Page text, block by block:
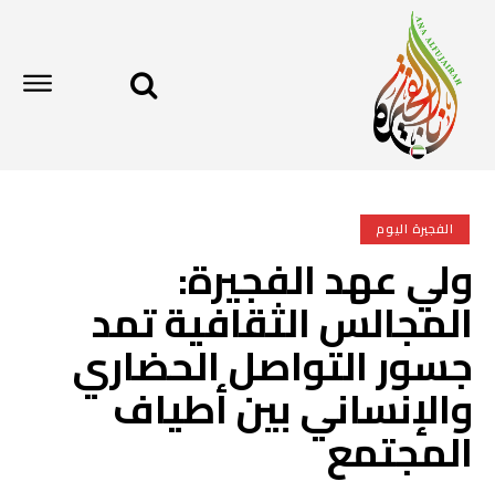
الفجيرة اليوم
ولي عهد الفجيرة:
المجالس الثقافية تمد
جسور التواصل الحضاري
والإنساني بين أطياف
المجتمع